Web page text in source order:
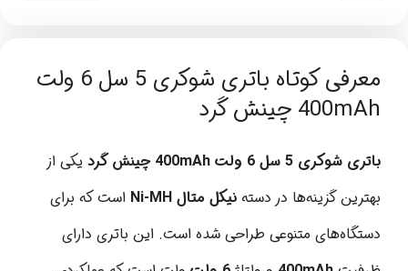
معرفی کوتاه باتری شوکری 5 سل 6 ولت
400mAh چینش گرد
باتری شوکری 5 سل 6 ولت 400mAh چینش گرد
یکی از
بهترین گزینه‌ها در دسته نیکل متال Ni-MH
است که برای
دستگاه‌های متنوعی طراحی شده است. این باتری دارای